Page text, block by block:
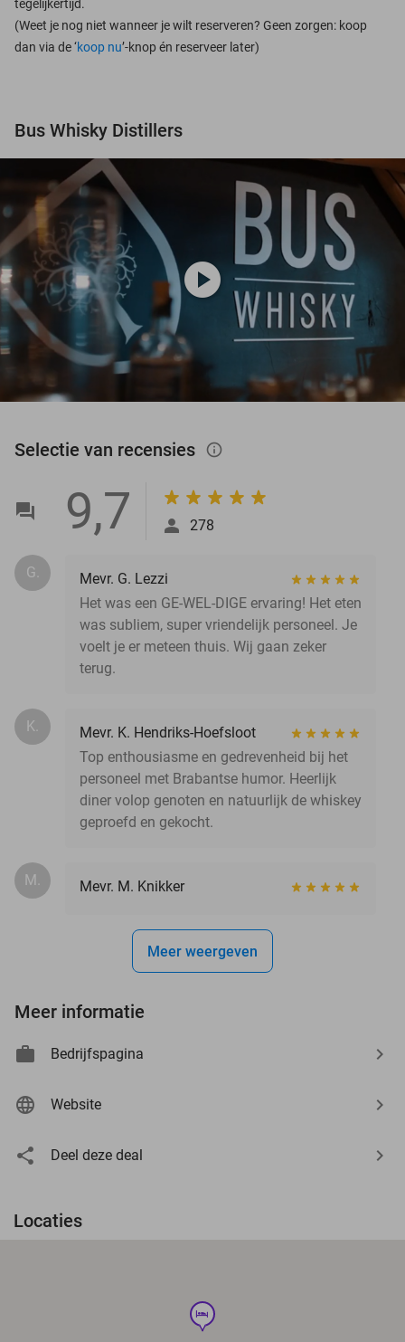
tegelijkertijd.
(Weet je nog niet wanneer je wilt reserveren? Geen zorgen: koop
dan via de ‘koop nu’-knop én reserveer later)
Bus Whisky Distillers
play_circle
Selectie van recensies info_outlined
9,7 278
G.
Mevr. G. Lezzi
Het was een GE-WEL-DIGE ervaring! Het eten
was subliem, super vriendelijk personeel. Je
voelt je er meteen thuis. Wij gaan zeker
terug.
K.
Mevr. K. Hendriks-Hoefsloot
Top enthousiasme en gedrevenheid bij het
personeel met Brabantse humor. Heerlijk
diner volop genoten en natuurlijk de whiskey
geproefd en gekocht.
M. Mevr. M. Knikker
Meer weergeven
Meer informatie
Bedrijfspagina
Website
Deel deze deal
Locaties
hotel